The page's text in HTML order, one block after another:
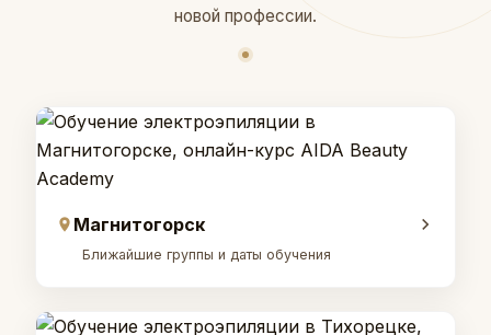
новой профессии.
Магнитогорск
Ближайшие группы и даты обучения